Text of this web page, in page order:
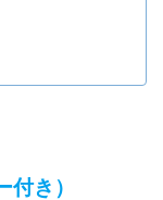
き）